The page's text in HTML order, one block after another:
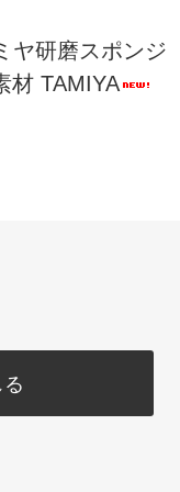
ヤ研磨スポンジ
材 TAMIYA